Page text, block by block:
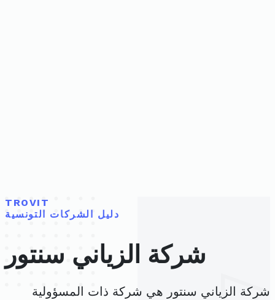
TROVIT
دليل الشركات التونسية
شركة الزياني سنتور
شركة الزياني سنتور هي شركة ذات المسؤولية